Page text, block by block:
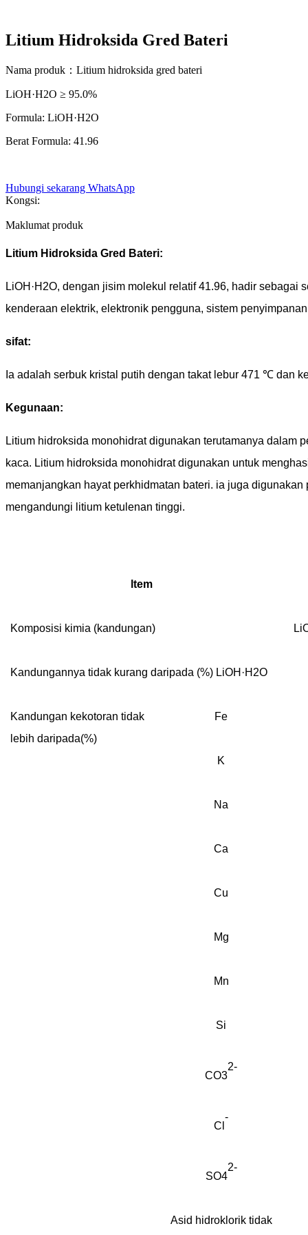
Litium Hidroksida Gred Bateri
Nama produk：Litium hidroksida gred bateri
LiOH·H2O ≥ 95.0%
Formula: LiOH·H2O
Berat Formula: 41.96
Hubungi sekarang WhatsApp
Kongsi:
Maklumat produk
Litium Hidroksida Gred Bateri:
LiOH·H2O, dengan jisim molekul relatif 41.96, hadir
kenderaan elektrik, elektronik pengguna, sistem
sifat:
Ia adalah serbuk kristal putih dengan takat lebur 471 ℃ dan
Kegunaan:
Litium hidroksida monohidrat digunakan terutamanya dalam
kaca. Litium hidroksida monohidrat digunakan untuk
memanjangkan hayat perkhidmatan bateri. ia juga
mengandungi litium ketulenan tinggi.
ltem
Komposisi kimia (kandungan)
Kandungannya tidak kurang daripada (%) LiOH·H2O
Kandungan kekotoran tidak
lebih daripada(%)
Fe
K
Na
Ca
Cu
Mg
Mn
Si
CO3
2-
Cl
-
SO4
2-
Asid hidroklorik tidak